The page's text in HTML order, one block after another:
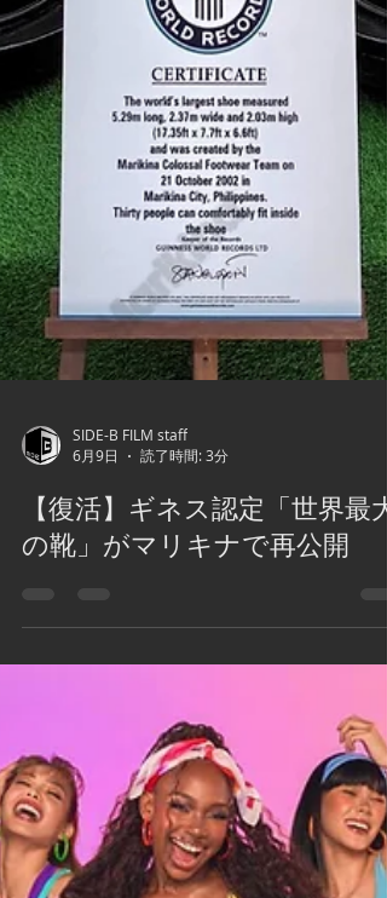
SIDE-B FILM staff
読了時間: 3分
【復活】ギネス認定「世界最大
の靴」がマリキナで再公開